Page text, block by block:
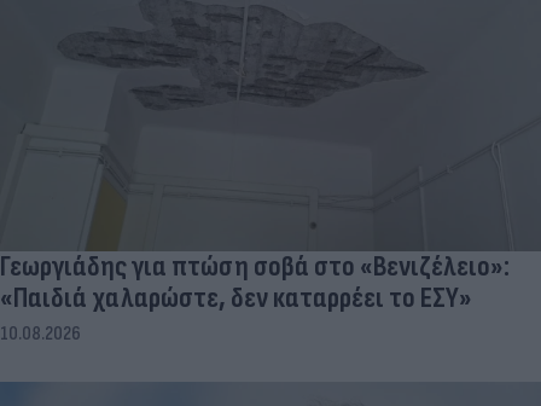
Γεωργιάδης για πτώση σοβά στο «Βενιζέλειο»:
«Παιδιά χαλαρώστε, δεν καταρρέει το ΕΣΥ»
10.08.2026